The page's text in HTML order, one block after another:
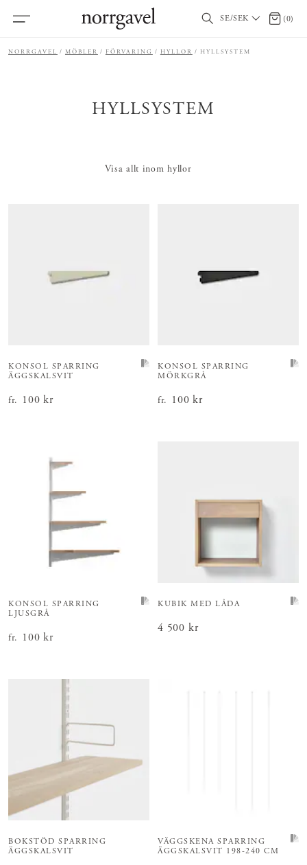
SE/SEK 0 (0)
NORRGAVEL MÖBLER FÖRVARING HYLLOR HYLLSYSTEM
HYLLSYSTEM
Visa allt inom hyllor
KONSOL SPARRING
ÄGGSKALSVIT
fr. Pris :100 kr
100 kr
KONSOL SPARRING
MÖRKGRÅ
fr. Pris :100 kr
100 kr
KONSOL SPARRING
LJUSGRÅ
fr. Pris :100 kr
100 kr
KUBIK MED LÅDA
Pris:4 500 kr
4 500 kr
BOKSTÖD SPARRING
ÄGGSKALSVIT
VÄGGSKENA SPARRING
ÄGGSKALSVIT 198-240 CM